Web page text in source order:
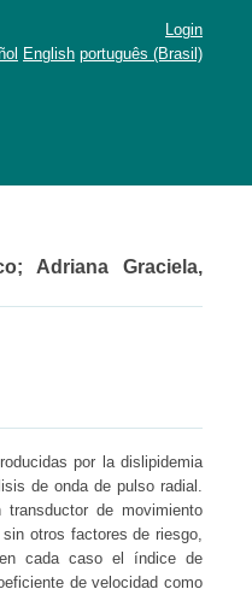
Login
English português (Brasil)
; Adriana Graciela,
por la dislipidemia
de onda de pulso radial.
de movimiento
otros factores de riesgo,
cada caso el índice de
de velocidad como